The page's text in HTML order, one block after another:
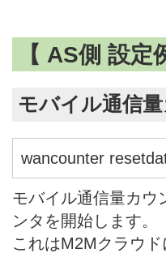
【 AS側 設定
モバイル通信
wancounter
モバイル通信量カウ
ンタを開始します。
これはM2Mクラウ